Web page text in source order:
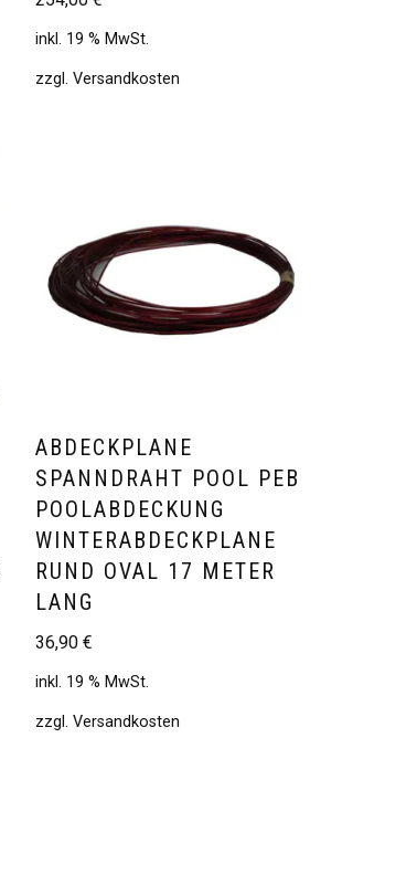
inkl. 19 % MwSt.
zzgl.Versandkosten
ABDECKPLANE
SPANNDRAHT POOL PEB
POOLABDECKUNG
WINTERABDECKPLANE
RUND OVAL 17 METER
LANG
36,90€
inkl. 19 % MwSt.
zzgl.Versandkosten